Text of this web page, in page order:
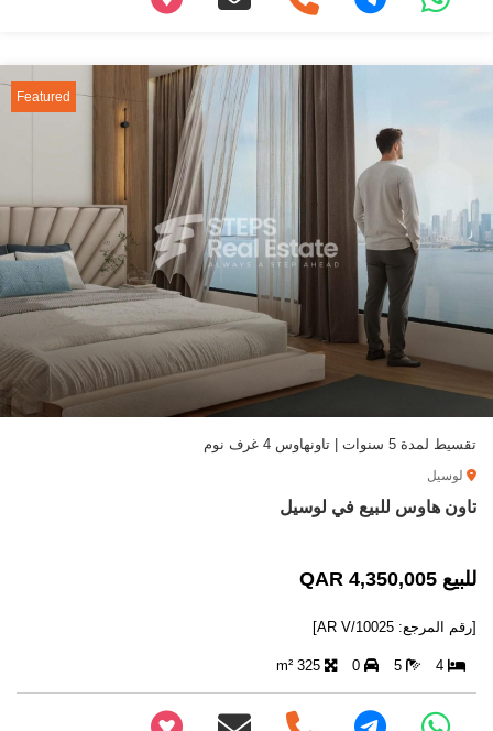
Featured
تقسيط لمدة 5 سنوات | تاونهاوس 4 غرف نوم
لوسيل
تاون هاوس للبيع في لوسيل
للبيع 4,350,005 QAR
[رقم المرجع: AR V/10025]
4
5
0
325 m²